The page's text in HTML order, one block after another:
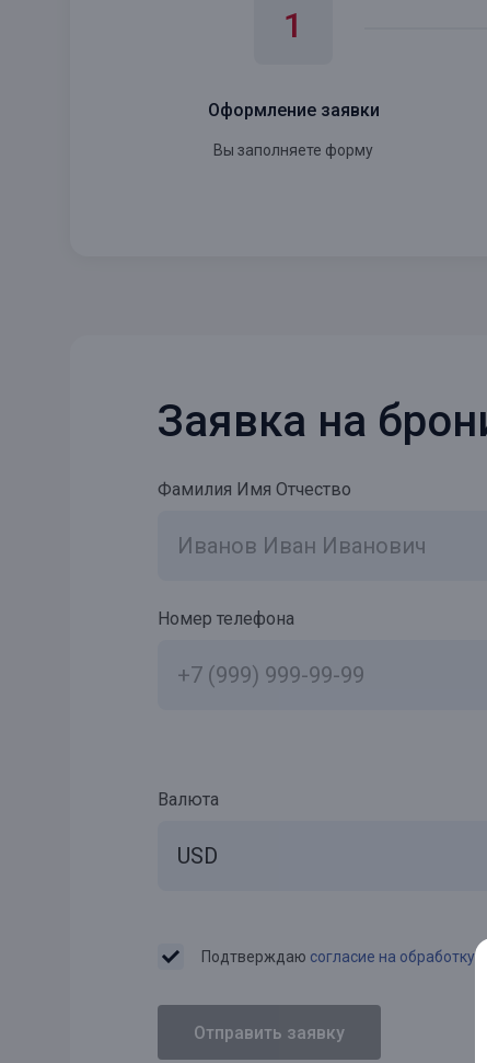
Оформление заявки
Вы заполняете форму
Заявка на
Фамилия Имя Отчество
Номер телефона
Валюта
USD
Подтверждаю согласие на обработку
Отправить заявку